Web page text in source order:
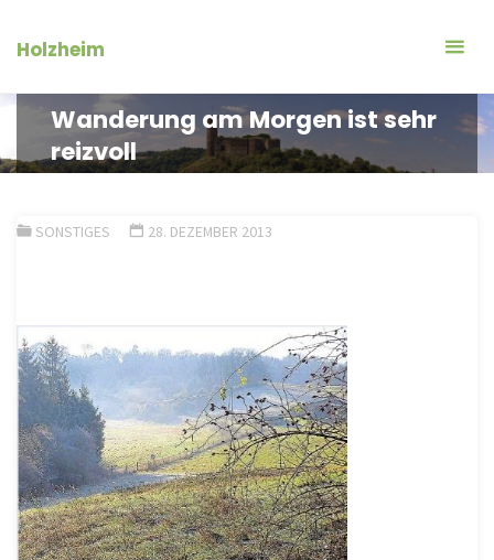
InhaltHolzheim
Wanderung am Morgen ist sehr
reizvoll
SONSTIGES 28. DEZEMBER 2013